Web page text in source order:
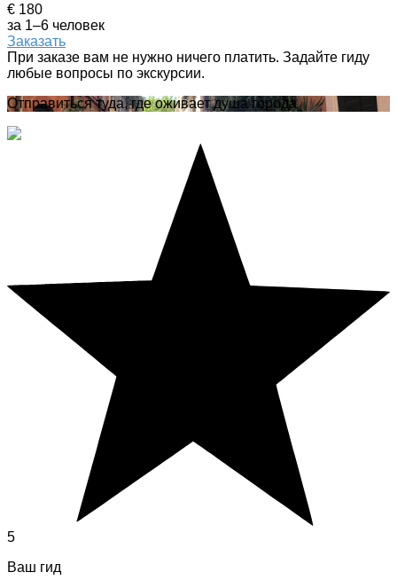
€ 180
за 1–6 человек
Заказать
При заказе вам не нужно ничего платить. Задайте гиду
любые вопросы по экскурсии.
Отправиться туда, где оживает душа города
5
Ваш гид